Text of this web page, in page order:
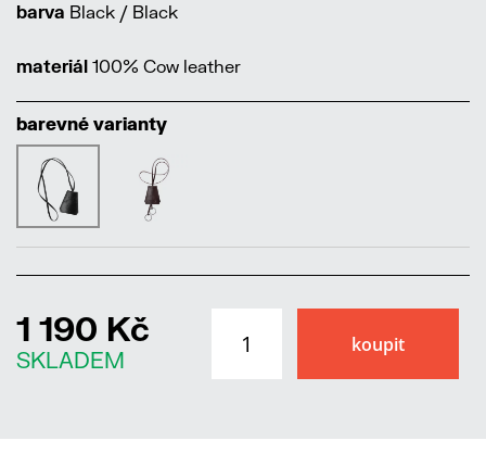
barva Black / Black
materiál 100% Cow leather
barevné varianty
1 190 Kč
SKLADEM